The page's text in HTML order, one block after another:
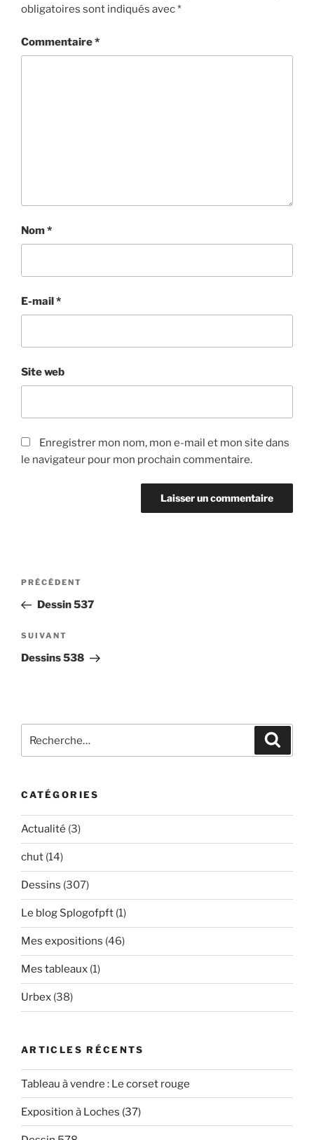
obligatoires sont indiqués avec*
Commentaire*
Nom*
E-mail*
Site web
Enregistrer mon nom, mon e-mail et mon site dans
le navigateur pour mon prochain commentaire.
Navigation
l’article
Article
précédent
PRÉCÉDENT
Dessin 537
Article
suivant
SUIVANT
Dessins 538
pour
CATÉGORIES
Actualité (3)
chut (14)
Dessins (307)
Le blog Splogofpft (1)
Mes expositions (46)
Mes tableaux (1)
Urbex (38)
ARTICLES RÉCENTS
Tableau à vendre : Le corset rouge
Exposition à Loches (37)